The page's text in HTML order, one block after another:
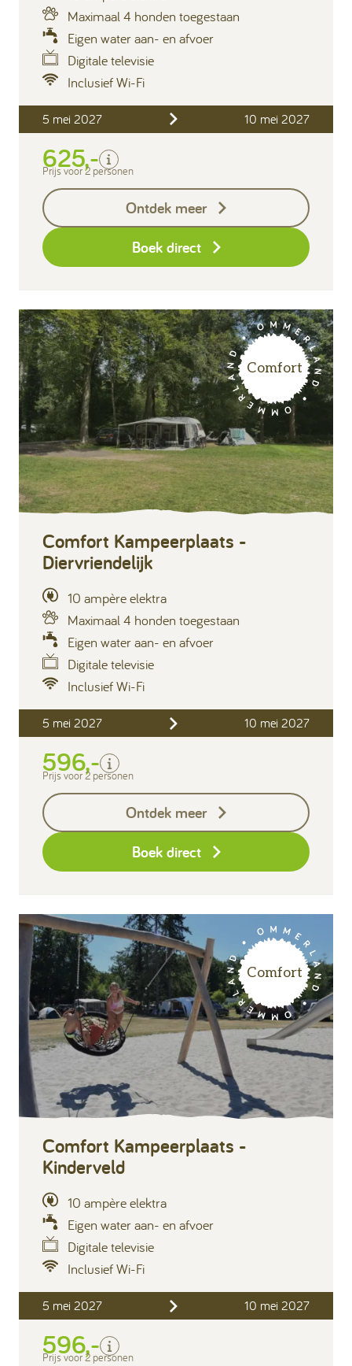
Maximaal 4 honden toegestaan
Eigen water aan- en afvoer
Digitale televisie
Inclusief Wi-Fi
5 mei 2027 10 mei 2027
625,-
Privé sanitair
Exclusief
Borg I-con € 25,-
Prijs voor 2 personen
Ontdek meer
Boek direct
Comfort
Comfort Kampeerplaats -
Diervriendelijk
10 ampère elektra
Maximaal 4 honden toegestaan
Eigen water aan- en afvoer
Digitale televisie
Inclusief Wi-Fi
5 mei 2027 10 mei 2027
596,-
Exclusief
Borg I-con € 25,-
Prijs voor 2 personen
Ontdek meer
Boek direct
Comfort
Comfort Kampeerplaats -
Kinderveld
10 ampère elektra
Eigen water aan- en afvoer
Digitale televisie
Inclusief Wi-Fi
5 mei 2027 10 mei 2027
596,-
Prijs voor 2 personen